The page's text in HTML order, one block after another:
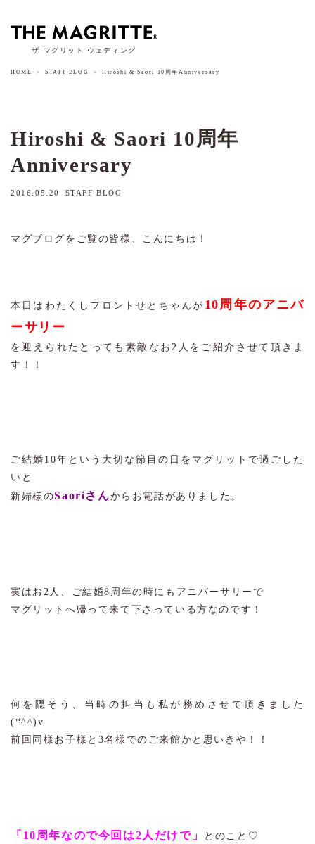
ザ マグリット ウェディング
HOME STAFF BLOG Hiroshi & Saori 10周年Anniversary
Hiroshi & Saori 10周年
Anniversary
2016.05.20 STAFF BLOG
マグブログをご覧の皆様、こんにちは！
本日はわたくしフロントせとちゃんが 10周年のアニバ
ーサリー
を迎えられたとっても素敵なお2人をご紹介させて頂きま
す！！
ご結婚10年という大切な節目の日をマグリットで過ごした
いと
新婦様のSaoriさんからお電話がありました。
実はお2人、ご結婚8周年の時にもアニバーサリーで
マグリットへ帰って来て下さっている方なのです！
何を隠そう、当時の担当も私が務めさせて頂きました
(*^^)v
前回同様お子様と3名様でのご来館かと思いきや！！
「 10周年なので今回は2人だけで」
とのこと♡